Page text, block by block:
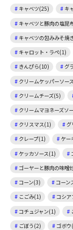
キャベツ(25) キ
キャベツと豚肉の塩昆
キャベツの包みみそ焼
キャロット・ラペ(1)
きんぴら(10)
グ
クリームケッパーソー
クリームチーズ(5)
クリームマヨネーズソ
クリスマス(1)
クレープ(1)
ケー
ケッカソース(1)
ゴーヤーと豚肉の味噌
コーン(3)
コーン
こごみ(1)
コシ
コチュジャン(1)
ごぼう(2)
ゴボ